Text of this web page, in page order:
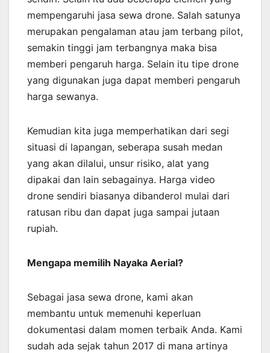
mempengaruhi jasa sewa drone. Salah satunya
merupakan pengalaman atau jam terbang pilot,
semakin tinggi jam terbangnya maka bisa
memberi pengaruh harga. Selain itu tipe drone
yang digunakan juga dapat memberi pengaruh
harga sewanya.
Kemudian kita juga memperhatikan dari segi
situasi di lapangan, seberapa susah medan
yang akan dilalui, unsur risiko, alat yang
dipakai dan lain sebagainya. Harga video
drone sendiri biasanya dibanderol mulai dari
ratusan ribu dan dapat juga sampai jutaan
rupiah.
Mengapa memilih Nayaka Aerial?
Sebagai jasa sewa drone, kami akan
membantu untuk memenuhi keperluan
dokumentasi dalam momen terbaik Anda. Kami
sudah ada sejak tahun 2017 di mana artinya